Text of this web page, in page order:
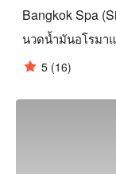
ที่ตั้งดีมาก
Bangkok Spa
Bangkok Spa
Bangkok Spa
นวดน้ำมันอโรมา
5 (16)